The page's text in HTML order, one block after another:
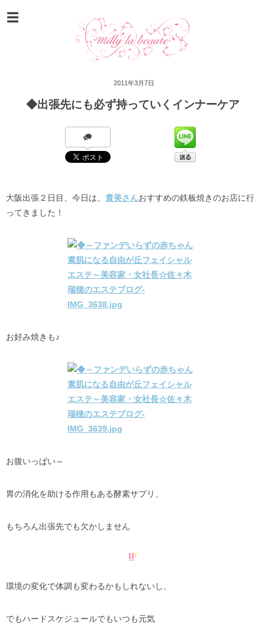
2011年3月7日
◆出張先にも必ず持っていくインナーケア
大阪出張２日目、今日は、 貴美さんおすすめの鉄板焼きのお店に行
ってきました！
お好み焼きも♪
お腹いっぱい～
胃の消化を助ける作用もある酵素サプリ、
もちろん出張先でも欠かしません
環境の変化で体調も変わるかもしれないし、
でもハードスケジュールでもいつも元気